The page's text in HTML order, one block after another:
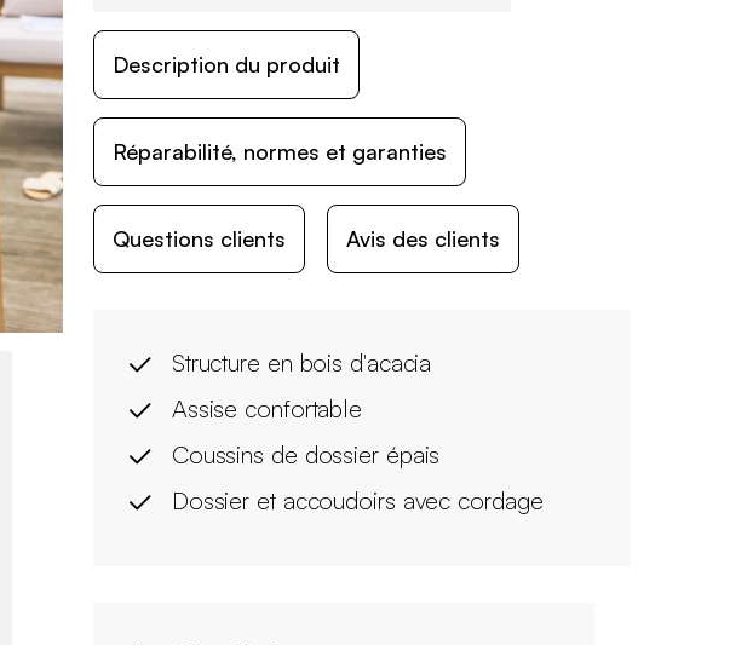
Description du produit
Réparabilité, normes et garanties
Questions clients Avis des clients
Structure en bois d'acacia
Assise confortable
Coussins de dossier épais
Dossier et accoudoirs avec cordage